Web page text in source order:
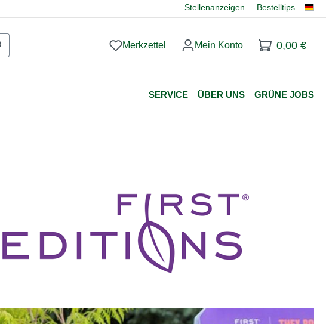
Stellenanzeigen Bestelltips
Du hast 0 Produkte auf dem Merkzettel
Merkzettel Mein Konto 0,00 €
SERVICE ÜBER UNS GRÜNE JOBS